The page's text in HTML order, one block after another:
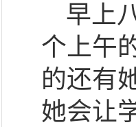
早上
个上午
的还有
她会让